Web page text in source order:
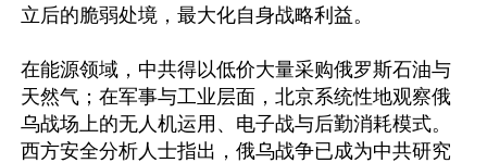
立后的脆弱处境，最大化自身战略利益。
在能源领域，中共得以低价大量采购俄罗斯石油与
天然气；在军事与工业层面，北京系统性地观察俄
乌战场上的无人机运用、电子战与后勤消耗模式。
西方安全分析人士指出，俄乌战争已成为中共研究